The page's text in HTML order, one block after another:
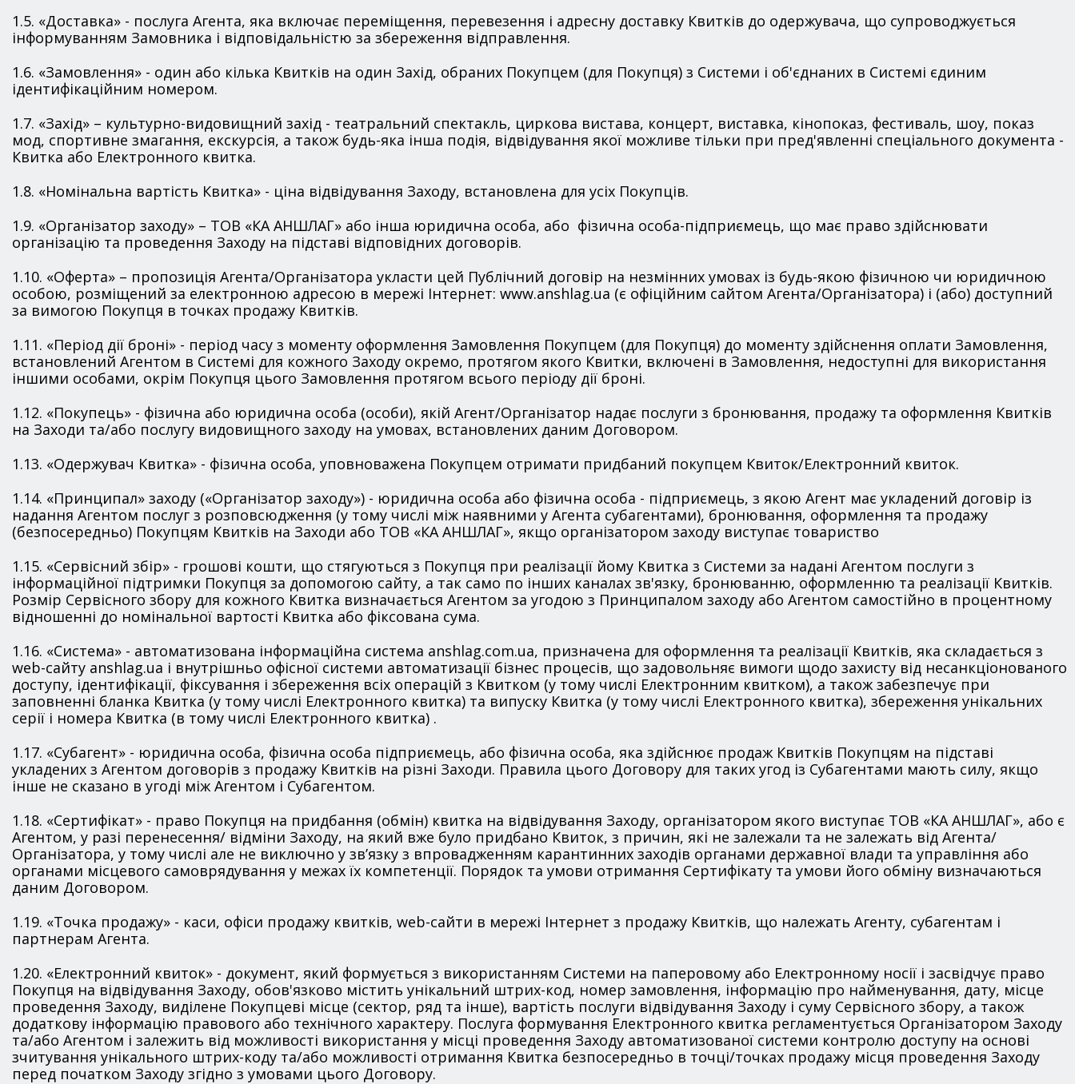
1.5. «Доставка» - послуга Агента, яка включає переміщення, перевезення і адресну доставку Квитків до одержувача, що супроводжується
інформуванням Замовника і відповідальністю за збереження відправлення.
1.6. «Замовлення» - один або кілька Квитків на один Захід, обраних Покупцем (для Покупця) з Системи і об'єднаних в Системі єдиним
ідентифікаційним номером.
1.7. «Захід» – культурно-видовищний захід - театральний спектакль, циркова вистава, концерт, виставка, кінопоказ, фестиваль, шоу, показ
мод, спортивне змагання, екскурсія, а також будь-яка інша подія, відвідування якої можливе тільки при пред'явленні спеціального документа -
Квитка або Електронного квитка.
1.8. «Номінальна вартість Квитка» - ціна відвідування Заходу, встановлена для усіх Покупців.
1.9. «Організатор заходу» – ТОВ «КА АНШЛАГ» або інша юридична особа, або фізична особа-підприємець, що має право здійснювати
організацію та проведення Заходу на підставі відповідних договорів.
1.10. «Оферта» – пропозиція Агента/Організатора укласти цей Публічний договір на незмінних умовах із будь-якою фізичною чи юридичною
особою, розміщений за електронною адресою в мережі Інтернет: www.anshlag.ua (є офіційним сайтом Агента/Організатора) і (або) доступний
за вимогою Покупця в точках продажу Квитків.
1.11. «Період дії броні» - період часу з моменту оформлення Замовлення Покупцем (для Покупця) до моменту здійснення оплати Замовлення,
встановлений Агентом в Системі для кожного Заходу окремо, протягом якого Квитки, включені в Замовлення, недоступні для використання
іншими особами, окрім Покупця цього Замовлення протягом всього періоду дії броні.
1.12. «Покупець» - фізична або юридична особа (особи), якій Агент/Організатор надає послуги з бронювання, продажу та оформлення Квитків
на Заходи та/або послугу видовищного заходу на умовах, встановлених даним Договором.
1.13. «Одержувач Квитка» - фізична особа, уповноважена Покупцем отримати придбаний покупцем Квиток/Електронний квиток.
1.14. «Принципал» заходу («Організатор заходу») - юридична особа або фізична особа - підприємець, з якою Агент має укладений договір із
надання Агентом послуг з розповсюдження (у тому числі між наявними у Агента субагентами), бронювання, оформлення та продажу
(безпосередньо) Покупцям Квитків на Заходи або ТОВ «КА АНШЛАГ», якщо організатором заходу виступає товариство
1.15. «Сервісний збір» - грошові кошти, що стягуються з Покупця при реалізації йому Квитка з Системи за надані Агентом послуги з
інформаційної підтримки Покупця за допомогою сайту, а так само по інших каналах зв'язку, бронюванню, оформленню та реалізації Квитків.
Розмір Сервісного збору для кожного Квитка визначається Агентом за угодою з Принципалом заходу або Агентом самостійно в процентному
відношенні до номінальної вартості Квитка або фіксована сума.
1.16. «Система» - автоматизована інформаційна система anshlag.com.ua, призначена для оформлення та реалізації Квитків, яка складається з
web-сайту anshlag.ua і внутрішньо офісної системи автоматизації бізнес процесів, що задовольняє вимоги щодо захисту від несанкціонованого
доступу, ідентифікації, фіксування і збереження всіх операцій з Квитком (у тому числі Електронним квитком), а також забезпечує при
заповненні бланка Квитка (у тому числі Електронного квитка) та випуску Квитка (у тому числі Електронного квитка), збереження унікальних
серії і номера Квитка (в тому числі Електронного квитка) .
1.17. «Субагент» - юридична особа, фізична особа підприємець, або фізична особа, яка здійснює продаж Квитків Покупцям на підставі
укладених з Агентом договорів з продажу Квитків на різні Заходи. Правила цього Договору для таких угод із Субагентами мають силу, якщо
інше не сказано в угоді між Агентом і Субагентом.
1.18. «Сертифікат» - право Покупця на придбання (обмін) квитка на відвідування Заходу, організатором якого виступає ТОВ «КА АНШЛАГ», або є
Агентом, у разі перенесення/ відміни Заходу, на який вже було придбано Квиток, з причин, які не залежали та не залежать від Агента/
Організатора, у тому числі але не виключно у зв’язку з впровадженням карантинних заходів органами державної влади та управління або
органами місцевого самоврядування у межах їх компетенції. Порядок та умови отримання Сертифікату та умови його обміну визначаються
даним Договором.
1.19. «Точка продажу» - каси, офіси продажу квитків, web-сайти в мережі Інтернет з продажу Квитків, що належать Агенту, субагентам і
партнерам Агента.
1.20. «Електронний квиток» - документ, який формується з використанням Системи на паперовому або Електронному носії і засвідчує право
Покупця на відвідування Заходу, обов'язково містить унікальний штрих-код, номер замовлення, інформацію про найменування, дату, місце
проведення Заходу, виділене Покупцеві місце (сектор, ряд та інше), вартість послуги відвідування Заходу і суму Сервісного збору, а також
додаткову інформацію правового або технічного характеру. Послуга формування Електронного квитка регламентується Організатором Заходу
та/або Агентом і залежить від можливості використання у місці проведення Заходу автоматизованої системи контролю доступу на основі
зчитування унікального штрих-коду та/або можливості отримання Квитка безпосередньо в точці/точках продажу місця проведення Заходу
перед початком Заходу згідно з умовами цього Договору.